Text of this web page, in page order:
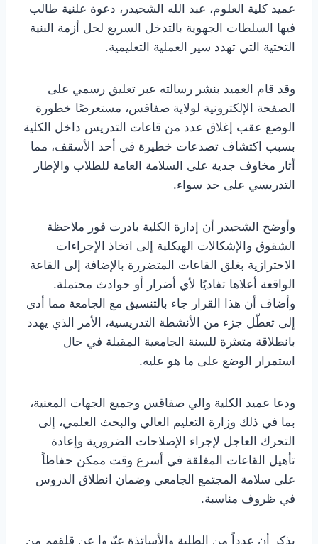
عميد كلية العلوم، عبد الله الشحيدر، دعوة علنية طالب
فيها السلطات الجهوية بالتدخل السريع لحل أزمة البنية
التحتية التي تهدد سير العملية التعليمية.
وقد قام العميد بنشر رسالته عبر تعليق رسمي على
الصفحة الإلكترونية لولاية صفاقس، مستعرضًا خطورة
الوضع عقب إغلاق عدد من قاعات التدريس داخل الكلية
بسبب اكتشاف تصدعات خطيرة في أحد الأسقف، مما
أثار مخاوف جدية على السلامة العامة للطلاب والإطار
التدريسي على حد سواء.
وأوضح الشحيدر أن إدارة الكلية بادرت فور ملاحظة
الشقوق والإشكالات الهيكلية إلى اتخاذ الإجراءات
الاحترازية بغلق القاعات المتضررة بالإضافة إلى القاعة
الواقعة أعلاها تفاديًا لأي أضرار أو حوادث محتملة.
وأضاف أن هذا القرار جاء بالتنسيق مع الجامعة مما أدى
إلى تعطّل جزء من الأنشطة التدريسية، الأمر الذي يهدد
بانطلاقة متعثرة للسنة الجامعية المقبلة في حال
استمرار الوضع على ما هو عليه.
ودعا عميد الكلية والي صفاقس وجميع الجهات المعنية،
بما في ذلك وزارة التعليم العالي والبحث العلمي، إلى
التحرك العاجل لإجراء الإصلاحات الضرورية وإعادة
تأهيل القاعات المغلقة في أسرع وقت ممكن حفاظاً
على سلامة المجتمع الجامعي وضمان انطلاق الدروس
في ظروف مناسبة.
يذكر أن عدداً من الطلبة والأساتذة عبّروا عن قلقهم من